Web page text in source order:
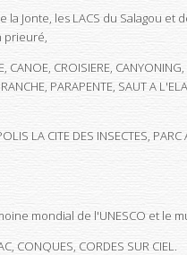
la Jonte, les LACS du Salagou et
prieuré,
CROISIERE, CANYONING,
PARAPENTE, SAUT A
LA CITE DES INSECTES, PARC
mondial de l'UNESCO et le
CONQUES, CORDES SUR CIEL.